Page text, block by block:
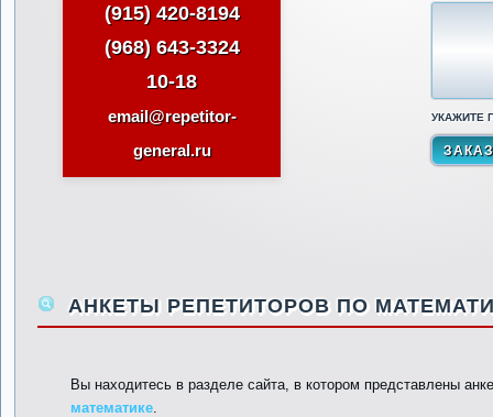
(915) 420-8194
(968) 643-3324
10-18
email@repetitor-
general.ru
УКАЖИТЕ
АНКЕТЫ РЕПЕТИТОРОВ ПО
Вы находитесь в разделе сайта, в котором представлены
математике.